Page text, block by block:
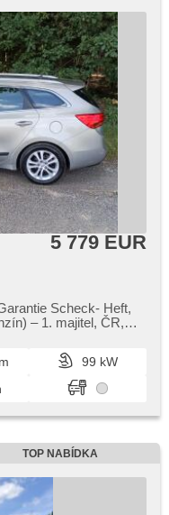
5 779 EUR
Scheck​- Heft,​
– 1. majitel,​ ČR,​
99 kW
TOP NABÍDKA